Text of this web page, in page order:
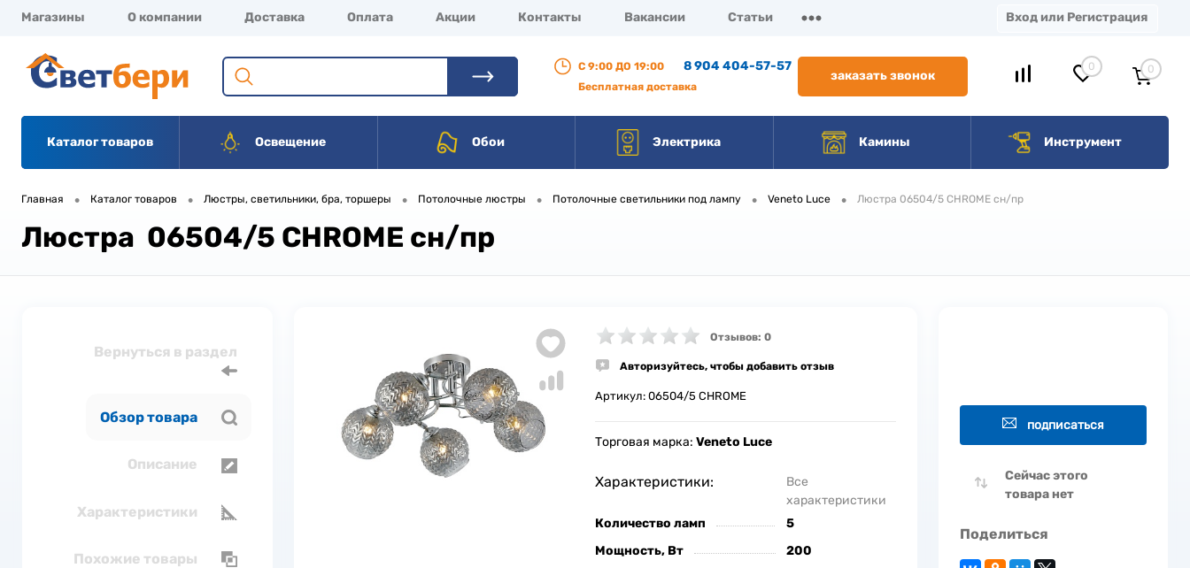
Магазины О компании Доставка Оплата Акции Контакты Вакансии Статьи Вход или Регистрация
С 9:00 ДО 19:00 8 904 404-57-57
Бесплатная доставка
заказать звонок
0 0
Каталог товаров Освещение Обои Электрика Камины Инструмент
Главная • Каталог товаров • Люстры, светильники, бра, торшеры • Потолочные люстры • Потолочные светильники под лампу • Veneto Luce • Люстра 06504/5 CHROME сн/пр
Люстра 06504/5 CHROME сн/пр
Вернуться в раздел
Обзор товара
Описание
Характеристики
Похожие товары
Отзывов: 0
Авторизуйтесь, чтобы добавить отзыв
Артикул: 06504/5 CHROME
Торговая марка: Veneto Luce
Характеристики:
Все
характеристики
Количество ламп
5
Мощность, Вт
200
подписаться
Сейчас этого
товара нет
Поделиться